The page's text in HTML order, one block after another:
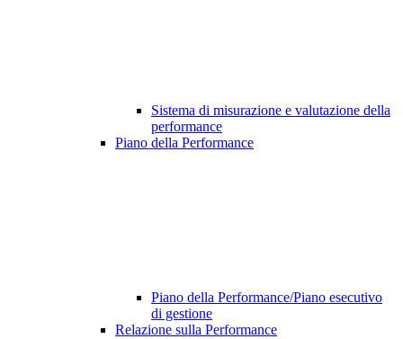
Sistema di misurazione e valutazione della
performance
Piano della Performance
Piano della Performance/Piano esecutivo
di gestione
Relazione sulla Performance